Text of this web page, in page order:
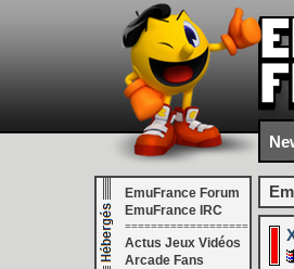
EmuFrance Forum
EmuFrance IRC
===================
Actus Jeux Vidéos
Arcade Fans